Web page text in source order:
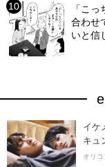
「こ
合わせ
いと信
イケ
キュ
オリ